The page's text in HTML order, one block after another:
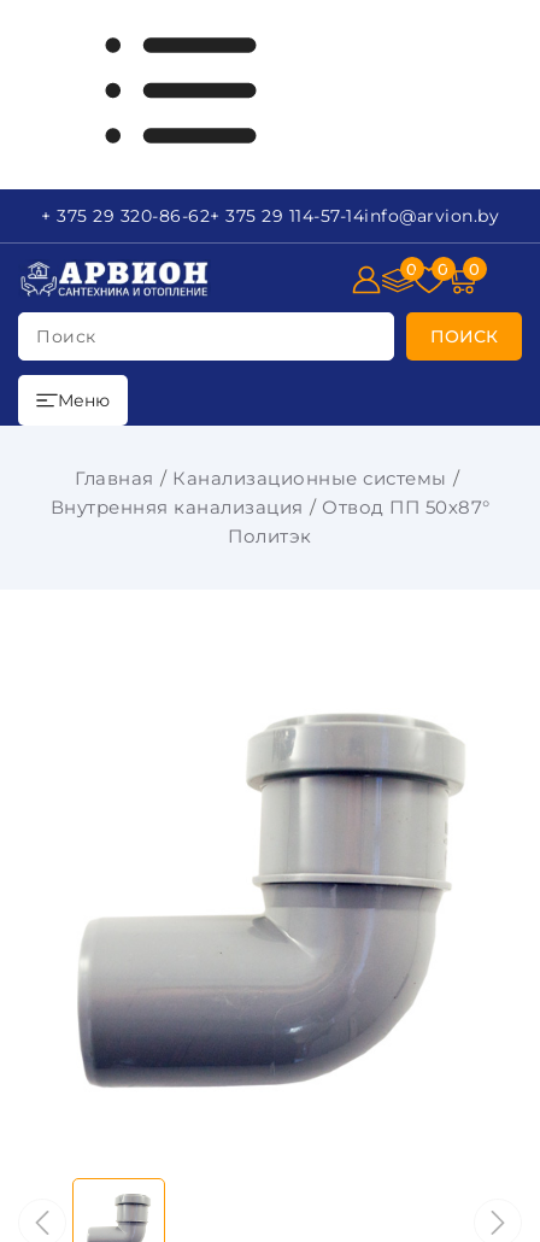
+ 375 29 320-86-62+ 375 29 114-57-14info@arvion.by
Поиск ПОИСК
0 0 0
Меню
Главная
Канализационные системы
Внутренняя канализация
Отвод ПП 50х87°
Политэк